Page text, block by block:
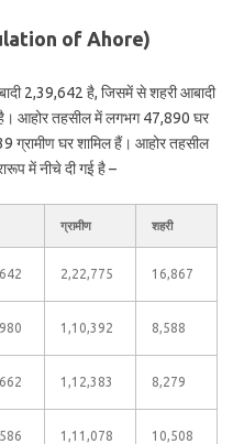
of Ahore)
2,39,642 है, जिसमें से शहरी आबादी
आहोर तहसील में लगभग 47,890 घर
ग्रामीण घर शामिल हैं। आहोर तहसील
में नीचे दी गई है –
ग्रामीण शहरी
2,22,775 16,867
1,10,392 8,588
1,12,383 8,279
1,11,078 10,508